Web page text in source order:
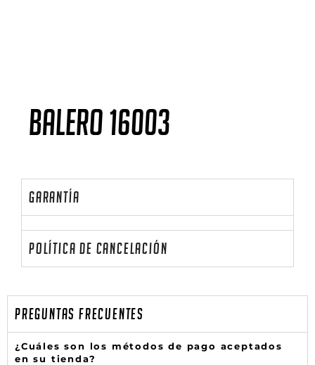
BALERO 16003
garantía
política de cancelación
PREGUNTAS FRECUENTES
¿Cuáles son los métodos de pago aceptados
en su tienda?